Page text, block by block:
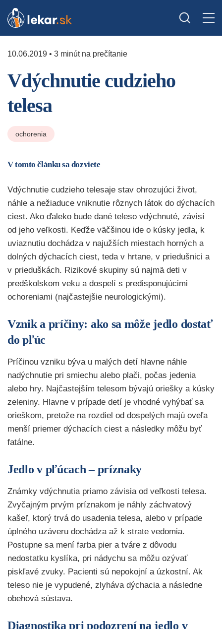
10.06.2019 • 3 minút na prečítanie
Vdýchnutie cudzieho
telesa
ochorenia
V tomto článku sa dozviete
Vdýchnutie cudzieho telesaje stav ohrozujúci život,
náhle a nežiaduce vniknutie rôznych látok do dýchacích
ciest. Ako ďaleko bude dané teleso vdýchnuté, závisí
od jeho veľkosti. Keďže väčšinou ide o kúsky jedla, k
uviaznutiu dochádza v najužších miestach horných a
dolných dýchacích ciest, teda v hrtane, v priedušnici a
v prieduškách. Rizikové skupiny sú najmä deti v
predškolskom veku a dospelí s predisponujúcimi
ochoreniami (najčastejšie neurologickými).
Vznik a príčiny: ako sa môže jedlo dostať
do pľúc
Príčinou vzniku býva u malých detí hlavne náhle
nadýchnutie pri smiechu alebo plači, počas jedenia
alebo hry. Najčastejším telesom bývajú oriešky a kúsky
zeleniny. Hlavne v prípade detí je vhodné vyhýbať sa
orieškom, pretože na rozdiel od dospelých majú oveľa
menší priemer dýchacích ciest a následky môžu byť
fatálne.
Jedlo v pľúcach – príznaky
Známky vdýchnutia priamo závisia od veľkosti telesa.
Zvyčajným prvým príznakom je náhly záchvatový
kašeľ, ktorý trvá do usadenia telesa, alebo v prípade
úplného uzáveru dochádza až k strate vedomia.
Postupne sa mení farba pier a tváre z dôvodu
nedostatku kyslíka, pri nádychu sa môžu ozývať
piskľavé zvuky. Pacienti sú nepokojní a úzkostní. Ak
teleso nie je vypudené, zlyháva dýchacia a následne
obehová sústava.
Diagnostika pri podozrení na jedlo v